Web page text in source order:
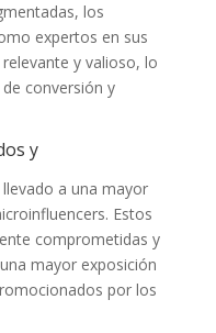
los
expertos en sus
y valioso, lo
conversión y
y
a una mayor
Estos
comprometidas y
mayor exposición
por los